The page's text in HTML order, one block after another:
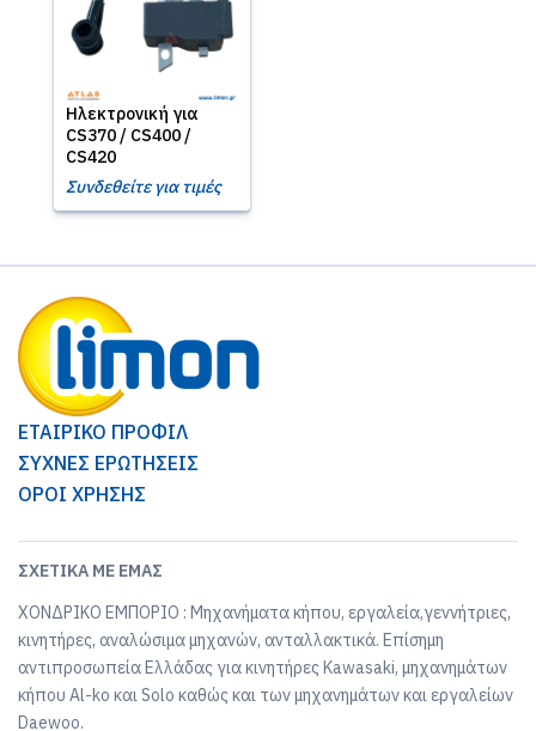
Ηλεκτρονική για
CS370 / CS400 /
CS420
Συνδεθείτε για τιμές
ΕΤΑΙΡΙΚΟ ΠΡΟΦΙΛ
ΣΥΧΝΕΣ ΕΡΩΤΗΣΕΙΣ
ΟΡΟΙ ΧΡΗΣΗΣ
ΣΧΕΤΙΚΆ ΜΕ ΕΜΆΣ
ΧΟΝΔΡΙΚΟ ΕΜΠΟΡΙΟ : Μηχανήματα κήπου, εργαλεία,γεννήτριες,
κινητήρες, αναλώσιμα μηχανών, ανταλλακτικά. Επίσημη
αντιπροσωπεία Ελλάδας για κινητήρες Kawasaki, μηχανημάτων
κήπου Al-ko και Solo καθώς και των μηχανημάτων και εργαλείων
Daewoo.